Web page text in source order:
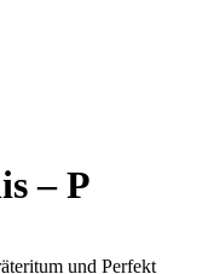
– P
und Perfekt